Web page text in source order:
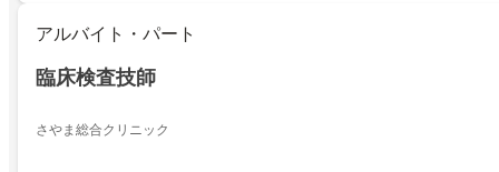
アルバイト・パート
臨床検査技師
さやま総合クリニック